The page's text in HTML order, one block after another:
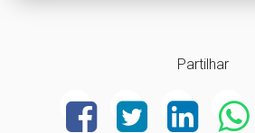
Partilhar